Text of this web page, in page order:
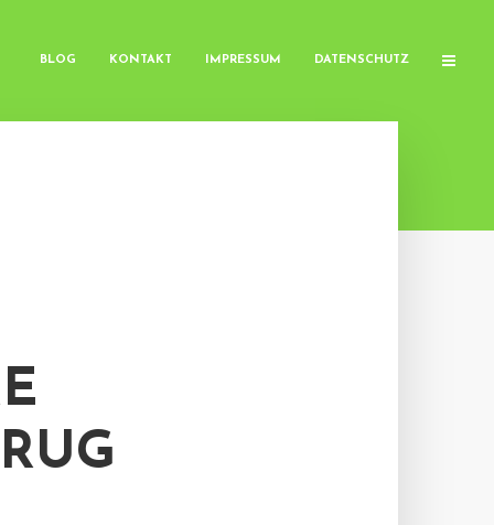
BLOG KONTAKT IMPRESSUM DATENSCHUTZ